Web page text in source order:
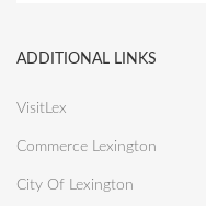
ADDITIONAL LINKS
VisitLex
Commerce Lexington
City Of Lexington